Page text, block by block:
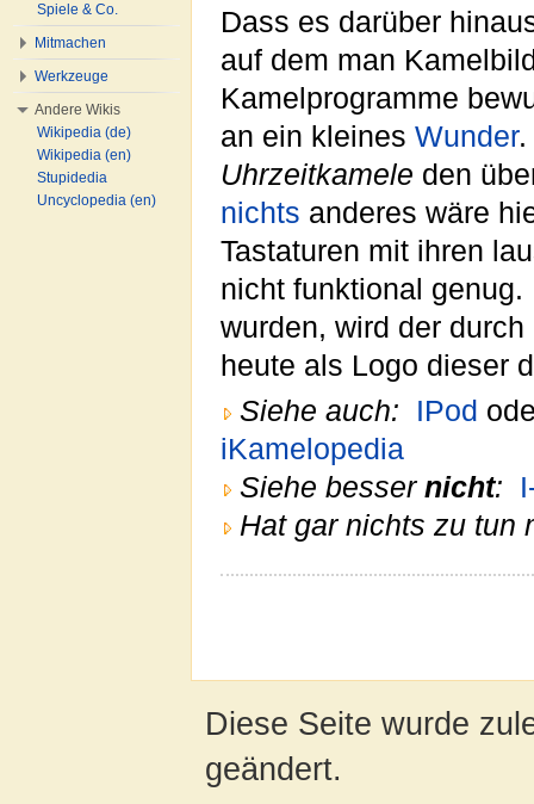
Dass es darüber
auf dem man
Kamelprogramme
an ein kleines Wunder.
Uhrzeitkamele den
nichts anderes wäre
Tastaturen mit ihren
nicht funktional
wurden, wird der
heute als Logo dieser
Siehe auch:
IPod
iKamelopedia
Siehe besser nicht:
Hat gar nichts zu tun
Spiele & Co.
Mitmachen
Werkzeuge
Andere Wikis
Wikipedia (de)
Wikipedia (en)
Stupidedia
Uncyclopedia (en)
Diese Seite wurde
geändert.